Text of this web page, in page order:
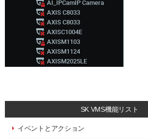
SK VMS機能リスト
イベントとアクション